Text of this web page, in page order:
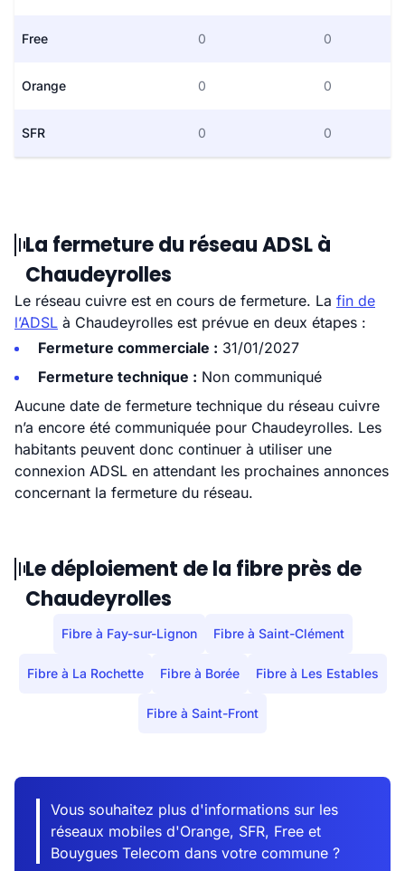
Free 0 0
Orange 0 0
SFR 0 0
La fermeture du réseau ADSL à
Chaudeyrolles
Le réseau cuivre est en cours de fermeture. La fin de
l’ADSL à Chaudeyrolles est prévue en deux étapes :
Fermeture commerciale : 31/01/2027
Fermeture technique : Non communiqué
Aucune date de fermeture technique du réseau cuivre
n’a encore été communiquée pour Chaudeyrolles. Les
habitants peuvent donc continuer à utiliser une
connexion ADSL en attendant les prochaines annonces
concernant la fermeture du réseau.
Le déploiement de la fibre près de
Chaudeyrolles
Fibre à Fay-sur-Lignon Fibre à Saint-Clément
Fibre à La Rochette Fibre à Borée Fibre à Les Estables
Fibre à Saint-Front
Vous souhaitez plus d'informations sur les
réseaux mobiles d'Orange, SFR, Free et
Bouygues Telecom dans votre commune ?